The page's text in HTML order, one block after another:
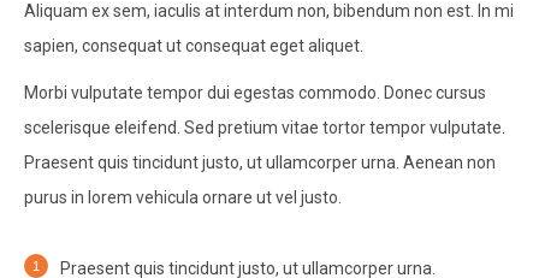
Aliquam ex sem, iaculis at interdum non, bibendum non est. In mi
sapien, consequat ut consequat eget aliquet.
Morbi vulputate tempor dui egestas commodo. Donec cursus
scelerisque eleifend. Sed pretium vitae tortor tempor vulputate.
Praesent quis tincidunt justo, ut ullamcorper urna. Aenean non
purus in lorem vehicula ornare ut vel justo.
Praesent quis tincidunt justo, ut ullamcorper urna.